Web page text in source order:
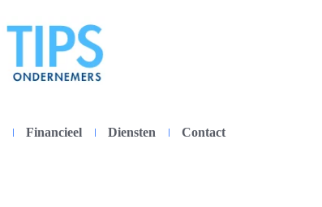
Financieel Diensten Contact